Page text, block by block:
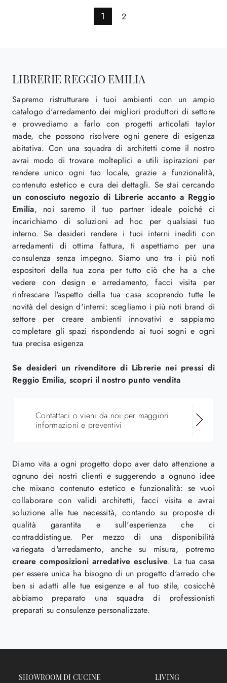
1 2
LIBRERIE REGGIO EMILIA
Sapremo ristrutturare i tuoi ambienti con un ampio
catalogo d'arredamento dei migliori produttori di settore
e provvediamo a farlo con progetti articolati taylor
made, che possono risolvere ogni genere di esigenza
abitativa. Con una squadra di architetti come il nostro
avrai modo di trovare molteplici e utili ispirazioni per
rendere unico ogni tuo locale, grazie a funzionalità,
contenuto estetico e cura dei dettagli. Se stai cercando
un conosciuto negozio di Librerie accanto a Reggio
Emilia, noi saremo il tuo partner ideale poiché ci
incarichiamo di soluzioni ad hoc per qualsiasi tuo
interno. Se desideri rendere i tuoi interni inediti con
arredamenti di ottima fattura, ti aspettiamo per una
consulenza senza impegno. Siamo uno tra i più noti
espositori della tua zona per tutto ciò che ha a che
vedere con design e arredamento, facci visita per
rinfrescare l'aspetto della tua casa scoprendo tutte le
novità del design d'interni: scegliamo i più noti brand di
settore per creare ambienti innovativi e sappiamo
completare gli spazi rispondendo ai tuoi sogni e ogni
tua precisa esigenza
Se desideri un rivenditore di Librerie nei pressi di
Reggio Emilia, scopri il nostro punto vendita
Contattaci o vieni da noi per maggiori
informazioni e preventivi
Diamo vita a ogni progetto dopo aver dato attenzione a
ognuno dei nostri clienti e suggerendo a ognuno idee
che mixano contenuto estetico e funzionalità: se vuoi
collaborare con validi architetti, facci visita e avrai
soluzione alle tue necessità, contando su proposte di
qualità garantita e sull'esperienza che ci
contraddistingue. Per mezzo di una disponibilità
variegata d'arredamento, anche su misura, potremo
creare composizioni arredative esclusive. La tua casa
per essere unica ha bisogno di un progetto d'arredo che
ben si adatti alle tue esigenze e al tuo stile, cosicchè
abbiamo preparato una squadra di professionisti
preparati su consulenze personalizzate.
SHOWROOM DI CUCINE LIVING